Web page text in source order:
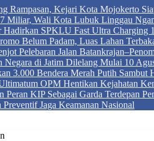
Rampasan, Kejari Kota Mojokerto
Miliar, Wali Kota Lubuk Linggau
SPKLU Fast Ultra Charging
Belum Padam, Luas Lahan
Pelebaran Jalan
Negara di Jatim Dilelang Mulai 10
3.000 Bendera Merah Putih Sambut
OPM Hentikan Kejahatan
Peran KIP Sebagai Garda Terdepan
Jaga Keamanan Nasional